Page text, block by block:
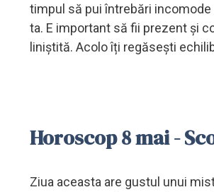
timpul să pui întrebări
ta. E important să fii prezent și
liniștită. Acolo îți regăsești
Horoscop 8 mai -
Ziua aceasta are gustul unui